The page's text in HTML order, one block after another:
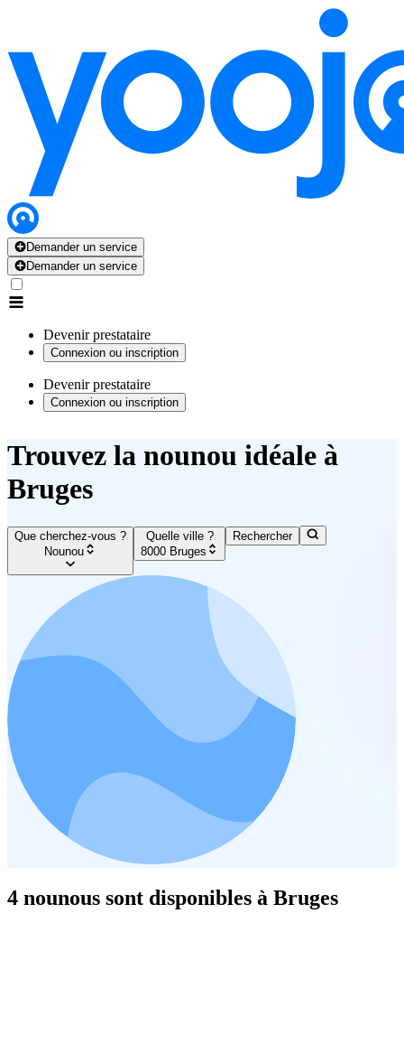
Demander un service
Demander un service
Devenir prestataire
Connexion ou inscription
Devenir prestataire
Connexion ou inscription
Trouvez la nounou idéale à
Bruges
Que cherchez-vous ?
Nounou
Quelle ville ?
8000 Bruges
Rechercher
4 nounous sont disponibles à Bruges